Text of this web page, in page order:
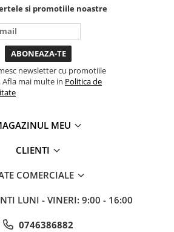
care
daca o
si promotiile noastre
newsletter cu promotiile
Afla mai multe in Politica de
MEU
CLIENTI
COMERCIALE
LUNI - VINERI: 9:00 - 16:00
0746386882